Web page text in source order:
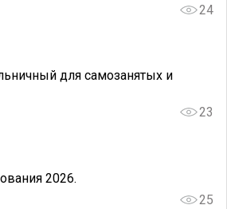
24
для самозанятых и
23
2026.
25